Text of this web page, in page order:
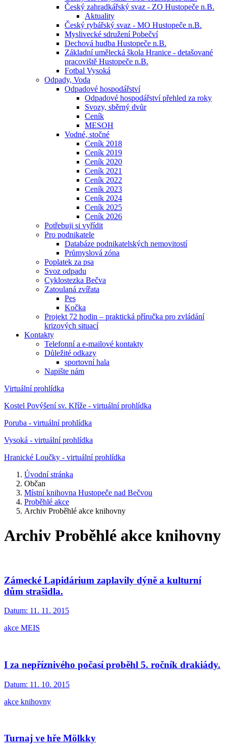
Český zahradkářský svaz - ZO Hustopeče n.B.
Aktuality
Český rybářský svaz - MO Hustopeče n.B.
Myslivecké sdružení Pobečví
Dechová hudba Hustopeče n.B.
Základní umělecká škola Hranice - detašované
pracoviště Hustopeče n.B.
Fotbal Vysoká
Odpady, Voda
Odpadové hospodářství
Odpadové hospodářství přehled za roky
Svozy, sběrný dvůr
Ceník
MESOH
Vodné, stočné
Ceník 2018
Ceník 2019
Ceník 2020
Ceník 2021
Ceník 2022
Ceník 2023
Ceník 2024
Ceník 2025
Ceník 2026
Potřebuji si vyřídit
Pro podnikatele
Databáze podnikatelských nemovitostí
Průmyslová zóna
Poplatek za psa
Svoz odpadu
Cyklostezka Bečva
Zatoulaná zvířata
Pes
Kočka
Projekt 72 hodin – praktická příručka pro zvládání
krizových situací
Kontakty
Telefonní a e-mailové kontakty
Důležité odkazy
sportovní hala
Napište nám
Virtuální prohlídka
Kostel Povýšení sv. Kříže - virtuální prohlídka
Poruba - virtuální prohlídka
Vysoká - virtuální prohlídka
Hranické Loučky - virtuální prohlídka
Úvodní stránka
Občan
Místní knihovna Hustopeče nad Bečvou
Proběhlé akce
Archiv Proběhlé akce knihovny
Archiv Proběhlé akce knihovny
Zámecké Lapidárium zaplavily dýně a kulturní
dům strašidla.
Datum: 11. 11. 2015
akce MEIS
I za nepříznivého počasí proběhl 5. ročník drakiády.
Datum: 11. 10. 2015
akce knihovny
Turnaj ve hře Mölkky